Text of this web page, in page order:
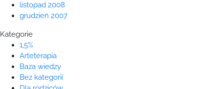
listopad 2008
grudzień 2007
Kategorie
1,5%
Arteterapia
Baza wiedzy
Bez kategorii